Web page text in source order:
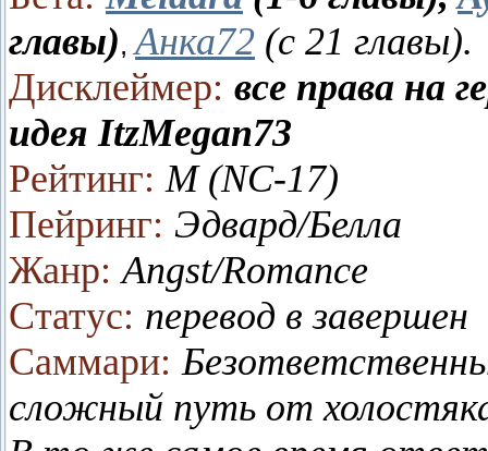
главы),Анка72 (с 21 главы).
Дисклеймер: все права на
идея ItzMegan73
Рейтинг: М (NC-17)
Пейринг: Эдвард/Белла
Жанр: Angst/Romance
Статус: перевод в завершен
Саммари:
сложный путь от